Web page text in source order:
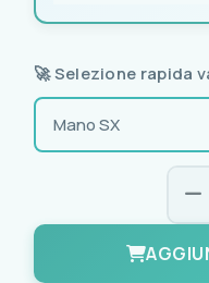
🚀 Selezione rapida